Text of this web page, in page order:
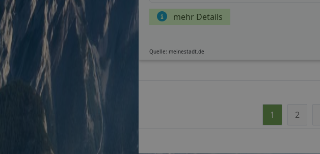
mehr Details
Quelle: meinestadt.de
1 2